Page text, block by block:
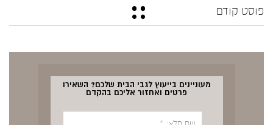
פוסט קודם
מעוניינים בייעוץ לגבי הבית שלכם? השאירו
פרטים ואחזור אליכם בהקדם